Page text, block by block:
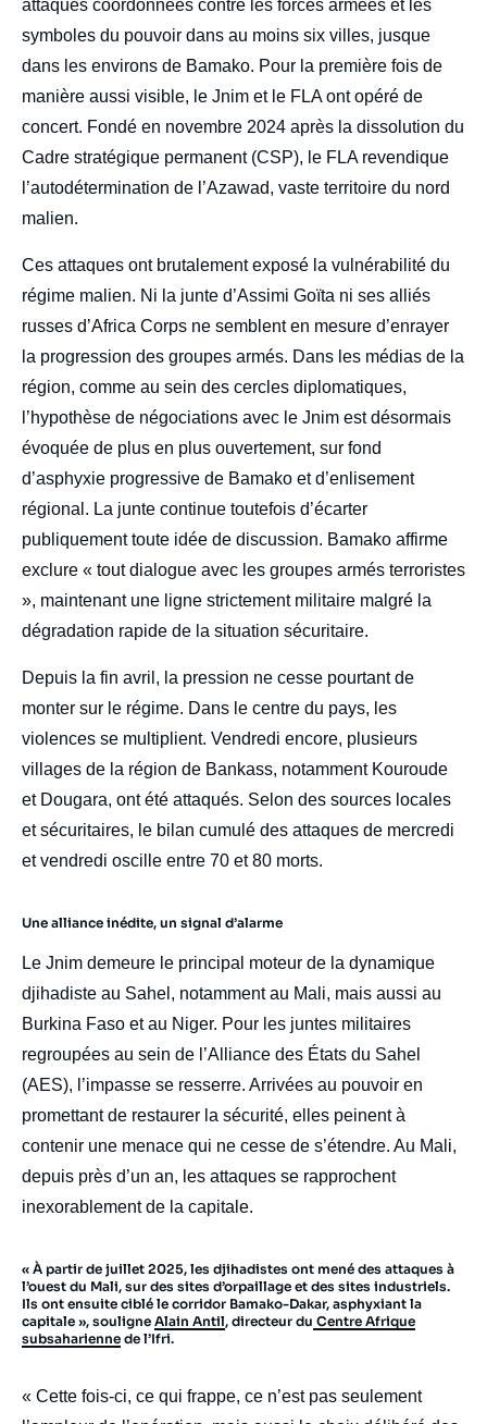
attaques coordonnées contre les forces armées et les
symboles du pouvoir dans au moins six villes, jusque
dans les environs de Bamako. Pour la première fois de
manière aussi visible, le Jnim et le FLA ont opéré de
concert. Fondé en novembre 2024 après la dissolution du
Cadre stratégique permanent (CSP), le FLA revendique
l’autodétermination de l’Azawad, vaste territoire du nord
malien.
Ces attaques ont brutalement exposé la vulnérabilité du
régime malien. Ni la junte d’Assimi Goïta ni ses alliés
russes d’Africa Corps ne semblent en mesure d’enrayer
la progression des groupes armés. Dans les médias de la
région, comme au sein des cercles diplomatiques,
l’hypothèse de négociations avec le Jnim est désormais
évoquée de plus en plus ouvertement, sur fond
d’asphyxie progressive de Bamako et d’enlisement
régional. La junte continue toutefois d’écarter
publiquement toute idée de discussion. Bamako affirme
exclure « tout dialogue avec les groupes armés terroristes
», maintenant une ligne strictement militaire malgré la
dégradation rapide de la situation sécuritaire.
Depuis la fin avril, la pression ne cesse pourtant de
monter sur le régime. Dans le centre du pays, les
violences se multiplient. Vendredi encore, plusieurs
villages de la région de Bankass, notamment Kouroude
et Dougara, ont été attaqués. Selon des sources locales
et sécuritaires, le bilan cumulé des attaques de mercredi
et vendredi oscille entre 70 et 80 morts.
Une alliance inédite, un signal d’alarme
Le Jnim demeure le principal moteur de la dynamique
djihadiste au Sahel, notamment au Mali, mais aussi au
Burkina Faso et au Niger. Pour les juntes militaires
regroupées au sein de l’Alliance des États du Sahel
(AES), l’impasse se resserre. Arrivées au pouvoir en
promettant de restaurer la sécurité, elles peinent à
contenir une menace qui ne cesse de s’étendre. Au Mali,
depuis près d’un an, les attaques se rapprochent
inexorablement de la capitale.
« À partir de juillet 2025, les djihadistes ont mené des attaques à
l’ouest du Mali, sur des sites d’orpaillage et des sites industriels.
Ils ont ensuite ciblé le corridor Bamako-Dakar, asphyxiant la
capitale », souligne Alain Antil, directeur du Centre Afrique
subsaharienne de l’Ifri.
« Cette fois-ci, ce qui frappe, ce n’est pas seulement